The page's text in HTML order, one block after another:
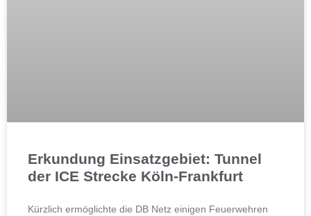
Erkundung Einsatzgebiet: Tunnel
der ICE Strecke Köln-Frankfurt
Kürzlich ermöglichte die DB Netz einigen Feuerwehren